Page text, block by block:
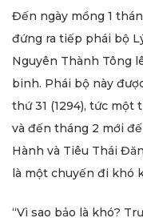
Đến ngày mồng 1
đứng ra tiếp phái bộ
Nguyên Thành Tông
binh. Phái bộ này
thứ 31 (1294), tức một
và đến tháng 2 mới
Hành và Tiêu Thái
là một chuyến đi khó
“Vì sao bảo là khó?